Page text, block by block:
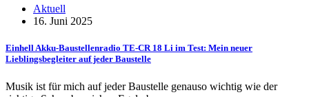
Aktuell
16. Juni 2025
Einhell Akku-Baustellenradio TE-CR 18 Li im Test: Mein neuer
Lieblingsbegleiter auf jeder Baustelle
Musik ist für mich auf jeder Baustelle genauso wichtig wie der